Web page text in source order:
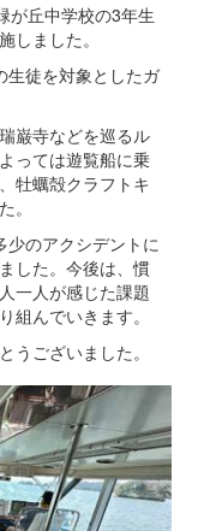
が丘中学校の3年生
しました。
生徒を対象としたガ
巌寺などを巡るル
っては遊覧船に乗
牡蠣殻クラフトキ
。
のアクシデントに
した。今後は、慣
一人が感じた課題
組んでいきます。
うございました。